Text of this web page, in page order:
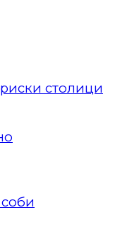
столици